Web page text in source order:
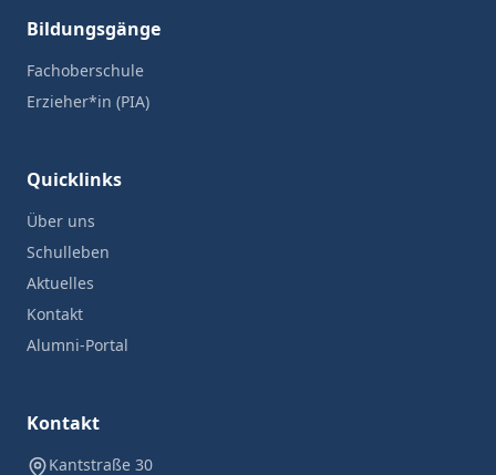
Bildungsgänge
Fachoberschule
Erzieher*in (PIA)
Quicklinks
Über uns
Schulleben
Aktuelles
Kontakt
Alumni-Portal
Kontakt
Kantstraße 30